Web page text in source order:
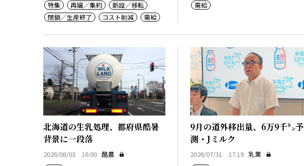
特集
再編／集約
新設／移転
閉鎖／生産終了
コスト削減
需給
需給
北海道の生乳処理、都府県酷暑
背景に一段落
2026/08/03 16:00 酪農
9月の道外移出量、6万9千㌧予
測・Jミルク
2026/07/31 17:19 乳業